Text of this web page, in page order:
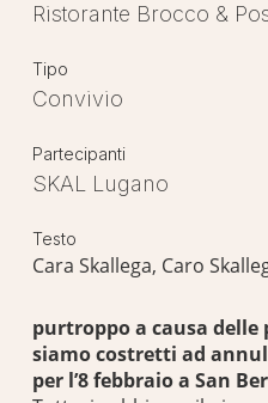
Ristorante Brocco &
Tipo
Convivio
Partecipanti
SKAL Lugano
Testo
Cara Skallega, Caro
purtroppo a causa delle
siamo costretti ad
per l’8 febbraio a San